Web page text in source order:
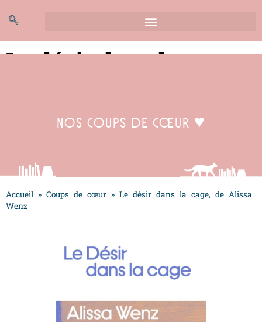
Le désir dans la cage,
Nos coups de cœur ♥
Accueil » Coups de cœur » Le désir dans la cage, de Alissa
Wenz